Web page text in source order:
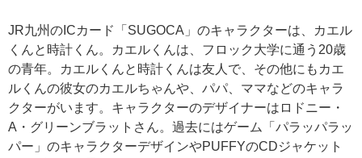
JR九州のICカード「SUGOCA」のキャラクターは、カエル
くんと時計くん。カエルくんは、フロック大学に通う20歳
の青年。カエルくんと時計くんは友人で、その他にもカエ
ルくんの彼女のカエルちゃんや、パパ、ママなどのキャラ
クターがいます。キャラクターのデザイナーはロドニー・
A・グリーンブラットさん。過去にはゲーム「パラッパラッ
パー」のキャラクターデザインやPUFFYのCDジャケット